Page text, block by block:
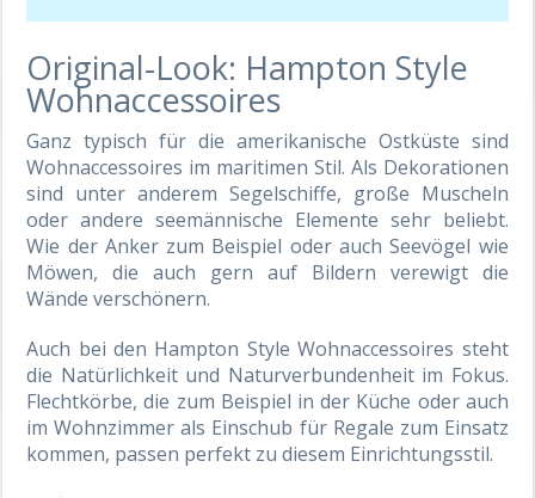
Original-Look: Hampton Style
Wohnaccessoires
Ganz typisch für die amerikanische Ostküste sind
Wohnaccessoires im maritimen Stil. Als Dekorationen
sind unter anderem Segelschiffe, große Muscheln
oder andere seemännische Elemente sehr beliebt.
Wie der Anker zum Beispiel oder auch Seevögel wie
Möwen, die auch gern auf Bildern verewigt die
Wände verschönern.
Auch bei den Hampton Style Wohnaccessoires steht
die Natürlichkeit und Naturverbundenheit im Fokus.
Flechtkörbe, die zum Beispiel in der Küche oder auch
im Wohnzimmer als Einschub für Regale zum Einsatz
kommen, passen perfekt zu diesem Einrichtungsstil.